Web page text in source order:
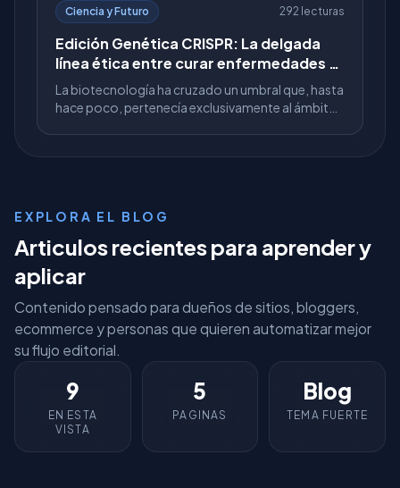
Ciencia y Futuro 292 lecturas
Edición Genética CRISPR: La delgada
línea ética entre curar enfermedades y
diseñar bebés perfectos
La biotecnología ha cruzado un umbral que, hasta
hace poco, pertenecía exclusivamente al ámbito
EXPLORA EL BLOG
Articulos recientes para aprender y
aplicar
Contenido pensado para dueños de sitios, bloggers,
ecommerce y personas que quieren automatizar mejor
su flujo editorial.
9
EN ESTA
VISTA
5
PAGINAS
Blog
TEMA FUERTE